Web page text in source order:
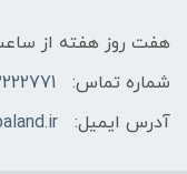
هفت روز هفته از ساعت 9 تا 21 پاسخگوی شما
شماره تماس:
آدرس ایمیل: